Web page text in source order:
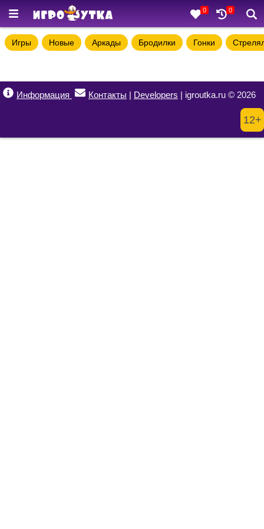
0 0
Игры Новые Аркады Бродилки Гонки
Информация Контакты | Developers | igroutka.ru © 2026
12+